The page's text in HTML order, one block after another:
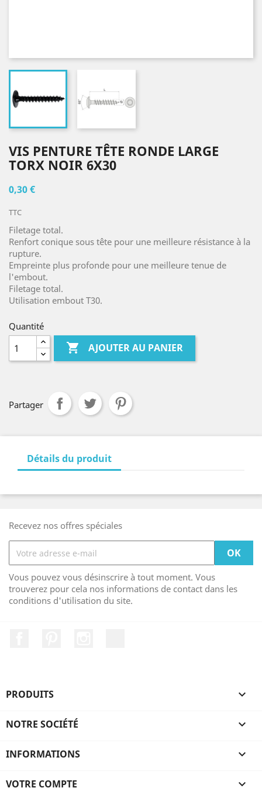
VIS PENTURE TÊTE RONDE LARGE
TORX NOIR 6X30
0,30 €
TTC
Filetage total.
Renfort conique sous tête pour une meilleure résistance à la
rupture.
Empreinte plus profonde pour une meilleure tenue de
l'embout.
Filetage total.
Utilisation embout T30.
Quantité
 AJOUTER AU PANIER
Partager
Détails du produit
Recevez nos offres spéciales
Vous pouvez vous désinscrire à tout moment. Vous
trouverez pour cela nos informations de contact dans les
conditions d'utilisation du site.
PRODUITS 
NOTRE SOCIÉTÉ 
INFORMATIONS 
VOTRE COMPTE 